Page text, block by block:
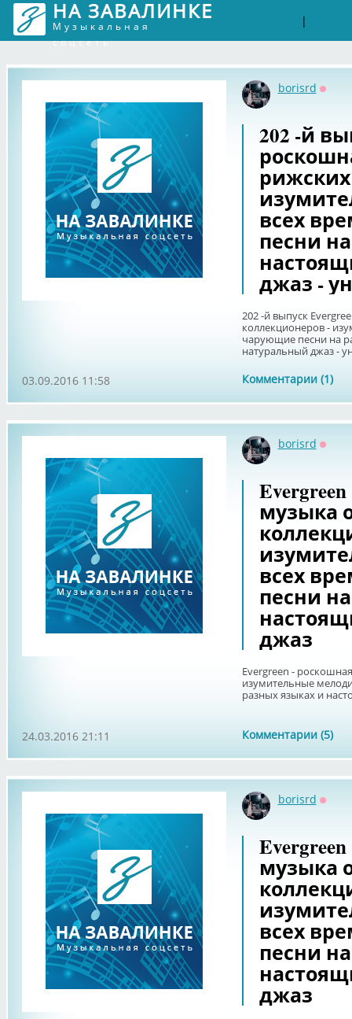
НА ЗАВАЛИНКЕ
Музыкальная
соцсеть
|
borisrd
202 -й
всех
песни
джаз -
202 -й выпуск
коллекционеров -
чарующие песни на
натуральный джаз -
Комментарии (1)
03.09.2016 11:58
borisrd
музыка
всех
песни
джаз
Evergreen -
изумительные
разных языках и
Комментарии (5)
24.03.2016 21:11
borisrd
музыка
всех
песни
джаз